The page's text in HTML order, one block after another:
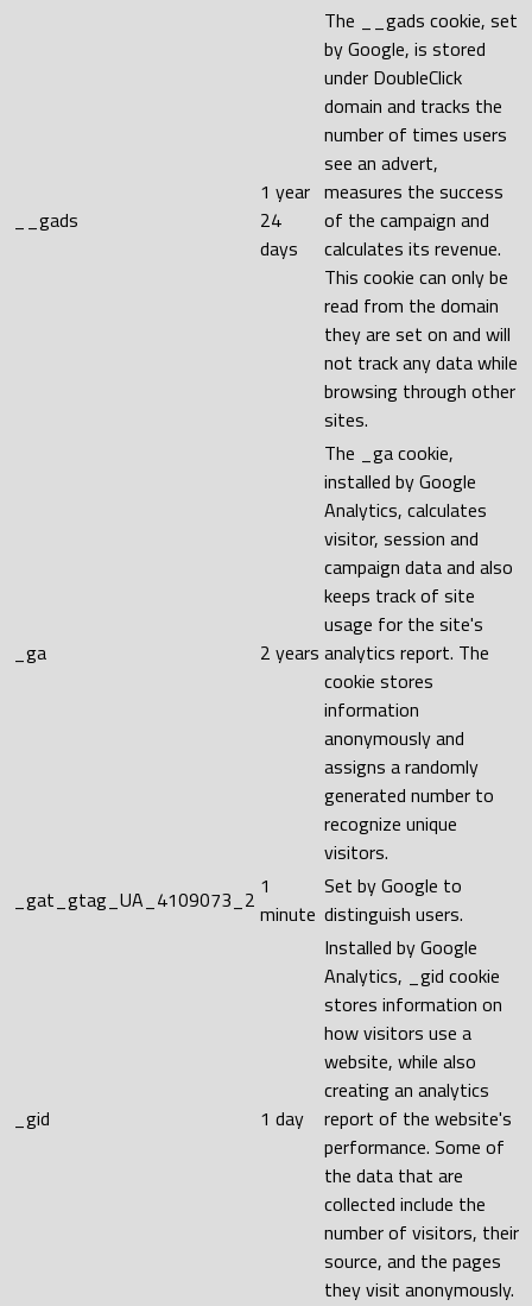
__gads
1 year
24
days
The __gads cookie, set
by Google, is stored
under DoubleClick
domain and tracks the
number of times users
see an advert,
measures the success
of the campaign and
calculates its revenue.
This cookie can only be
read from the domain
they are set on and will
not track any data while
browsing through other
sites.
_ga 2 years
The _ga cookie,
installed by Google
Analytics, calculates
visitor, session and
campaign data and also
keeps track of site
usage for the site's
analytics report. The
cookie stores
information
anonymously and
assigns a randomly
generated number to
recognize unique
visitors.
_gat_gtag_UA_4109073_2 1
minute
Set by Google to
distinguish users.
_gid 1 day
Installed by Google
Analytics, _gid cookie
stores information on
how visitors use a
website, while also
creating an analytics
report of the website's
performance. Some of
the data that are
collected include the
number of visitors, their
source, and the pages
they visit anonymously.